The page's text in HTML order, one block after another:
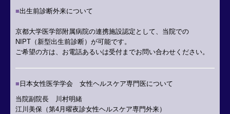
■出生前診断外来について
京都大学医学部附属病院の連携施設認定として、当院での
NIPT（新型出生前診断）が可能です。
ご希望の方は、お電話あるいは受付までお問い合わせください。
■ 日本女性医学学会 女性ヘルスケア専門医について
当院副院長 川村明緒
江川美保（第4月曜夜診女性ヘルスケア専門外来）